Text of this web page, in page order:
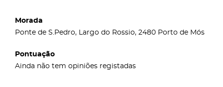
Morada
Ponte de S.Pedro, Largo do Rossio, 2480 Porto de Mós
Pontuação
Ainda não tem opiniões registadas